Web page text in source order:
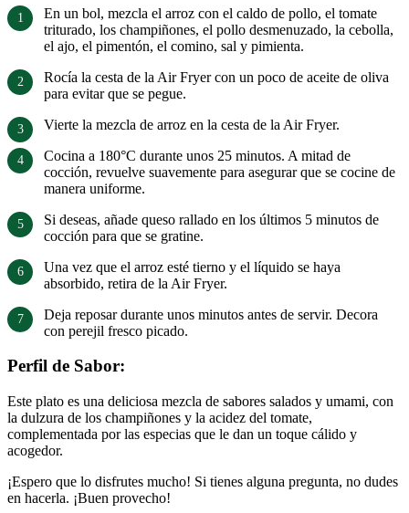
En un bol, mezcla el arroz con el caldo de pollo, el tomate
triturado, los champiñones, el pollo desmenuzado, la cebolla,
el ajo, el pimentón, el comino, sal y pimienta.
Rocía la cesta de la Air Fryer con un poco de aceite de oliva
para evitar que se pegue.
Vierte la mezcla de arroz en la cesta de la Air Fryer.
Cocina a 180°C durante unos 25 minutos. A mitad de
cocción, revuelve suavemente para asegurar que se cocine de
manera uniforme.
Si deseas, añade queso rallado en los últimos 5 minutos de
cocción para que se gratine.
Una vez que el arroz esté tierno y el líquido se haya
absorbido, retira de la Air Fryer.
Deja reposar durante unos minutos antes de servir. Decora
con perejil fresco picado.
Perfil de Sabor:
Este plato es una deliciosa mezcla de sabores salados y umami, con
la dulzura de los champiñones y la acidez del tomate,
complementada por las especias que le dan un toque cálido y
acogedor.
¡Espero que lo disfrutes mucho! Si tienes alguna pregunta, no dudes
en hacerla. ¡Buen provecho!